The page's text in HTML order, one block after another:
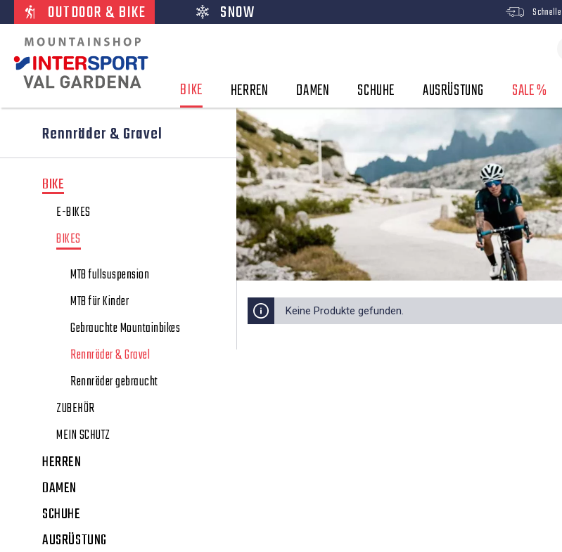
OUTDOOR & BIKE SNOW
BIKE HERREN DAMEN SCHUHE AUSRÜSTUNG SALE %
Rennräder & Gravel
BIKE
E-BIKES
BIKES
MTB fullsuspension
MTB für Kinder
Gebrauchte Mountainbikes
Rennräder & Gravel
Rennräder gebraucht
ZUBEHÖR
MEIN SCHUTZ
HERREN
DAMEN
SCHUHE
AUSRÜSTUNG
Keine Produkte gefunden.